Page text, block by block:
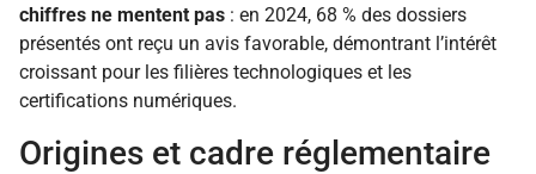
chiffres ne mentent pas : en 2024, 68 % des dossiers
présentés ont reçu un avis favorable, démontrant l’intérêt
croissant pour les filières technologiques et les
certifications numériques.
Origines et cadre réglementaire